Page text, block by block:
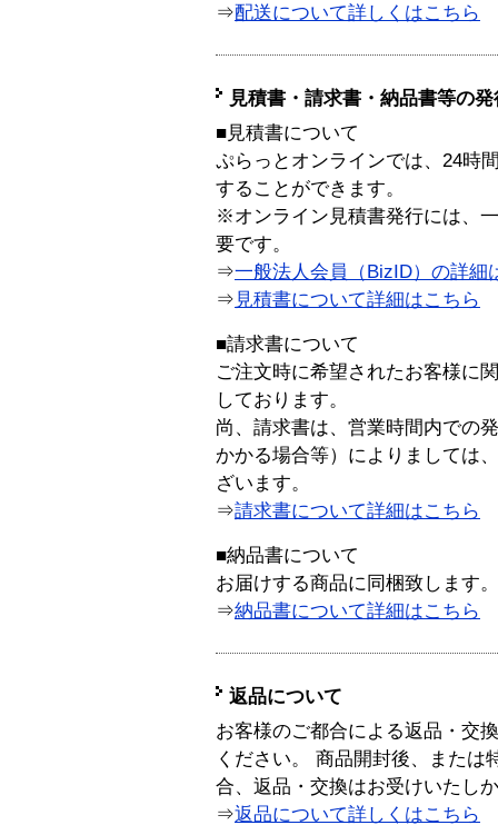
⇒配送について詳しくはこちら
見積書・請求書・納品書等の
■見積書について
ぷらっとオンラインでは、24時
することができます。
※オンライン見積書発行には、
要です。
⇒一般法人会員（BizID）の詳細
⇒ 見積書について詳細はこちら
■請求書について
ご注文時に希望されたお客様に
しております。
尚、請求書は、営業時間内での
かかる場合等）によりましては
ざいます。
⇒請求書について詳細はこちら
■納品書について
お届けする商品に同梱致します。
⇒納品書について詳細はこちら
返品について
お客様のご都合による返品・交
ください。 商品開封後、または
合、返品・交換はお受けいたし
⇒返品について詳しくはこちら